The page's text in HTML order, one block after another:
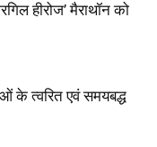
हीरोज’ मैराथॉन को
के त्वरित एवं समयबद्ध